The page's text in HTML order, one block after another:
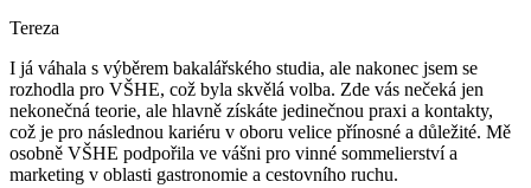
Tereza
I já váhala s výběrem bakalářského studia, ale nakonec jsem se
rozhodla pro VŠHE, což byla skvělá volba. Zde vás nečeká jen
nekonečná teorie, ale hlavně získáte jedinečnou praxi a kontakty,
což je pro následnou kariéru v oboru velice přínosné a důležité. Mě
osobně VŠHE podpořila ve vášni pro vinné sommelierství a
marketing v oblasti gastronomie a cestovního ruchu.